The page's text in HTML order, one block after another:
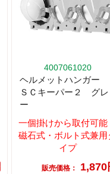
4007061020
ヘルメットハンガー
ＳＣキーパー２ グレ
ー
一個掛けから取付可能
磁石式・ボルト式兼用
イプ
販売価格： 1,870